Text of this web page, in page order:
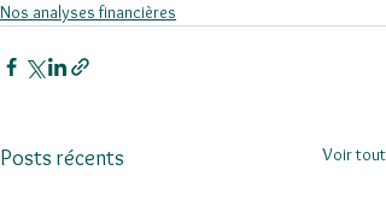
Nos analyses financières
Posts récents Voir tout